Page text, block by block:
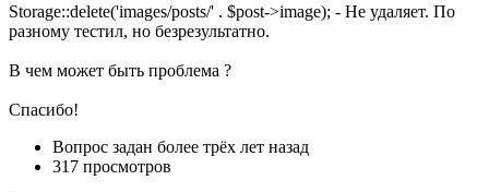
Storage::delete('images/posts/' . $post->image); - Не удаляет. По
разному тестил, но безрезультатно.
В чем может быть проблема ?
Спасибо!
Вопрос задан более трёх лет назад
317 просмотров